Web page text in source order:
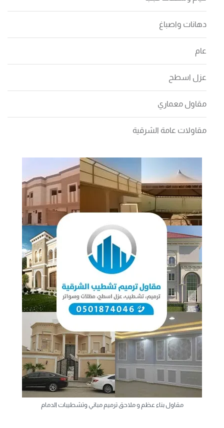
دهانات واصباغ
عام
عزل اسطح
مقاول معماري
مقاولات عامة الشرقية
مقاول بناء عظم و ملاحق ترميم مباني وتشطيبات الدمام